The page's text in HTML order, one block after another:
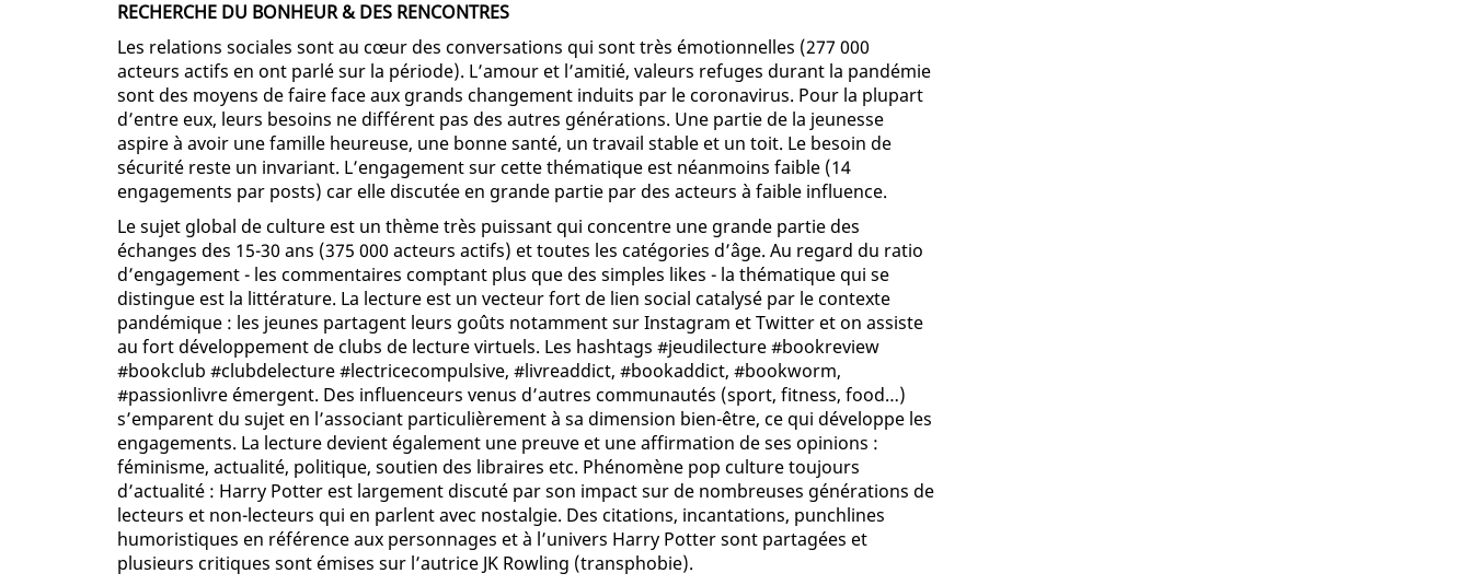
RECHERCHE DU BONHEUR & DES RENCONTRES
Les relations sociales sont au cœur des conversations qui sont très émotionnelles (277 000
acteurs actifs en ont parlé sur la période). L’amour et l’amitié, valeurs refuges durant la pandémie
sont des moyens de faire face aux grands changement induits par le coronavirus. Pour la plupart
d’entre eux, leurs besoins ne différent pas des autres générations. Une partie de la jeunesse
aspire à avoir une famille heureuse, une bonne santé, un travail stable et un toit. Le besoin de
sécurité reste un invariant. L’engagement sur cette thématique est néanmoins faible (14
engagements par posts) car elle discutée en grande partie par des acteurs à faible influence.
Le sujet global de culture est un thème très puissant qui concentre une grande partie des
échanges des 15-30 ans (375 000 acteurs actifs) et toutes les catégories d’âge. Au regard du ratio
d’engagement - les commentaires comptant plus que des simples likes - la thématique qui se
distingue est la littérature. La lecture est un vecteur fort de lien social catalysé par le contexte
pandémique : les jeunes partagent leurs goûts notamment sur Instagram et Twitter et on assiste
au fort développement de clubs de lecture virtuels. Les hashtags #jeudilecture #bookreview
#bookclub #clubdelecture #lectricecompulsive, #livreaddict, #bookaddict, #bookworm,
#passionlivre émergent. Des influenceurs venus d’autres communautés (sport, fitness, food…)
s’emparent du sujet en l’associant particulièrement à sa dimension bien-être, ce qui développe les
engagements. La lecture devient également une preuve et une affirmation de ses opinions :
féminisme, actualité, politique, soutien des libraires etc. Phénomène pop culture toujours
d’actualité : Harry Potter est largement discuté par son impact sur de nombreuses générations de
lecteurs et non-lecteurs qui en parlent avec nostalgie. Des citations, incantations, punchlines
humoristiques en référence aux personnages et à l’univers Harry Potter sont partagées et
plusieurs critiques sont émises sur l’autrice JK Rowling (transphobie).